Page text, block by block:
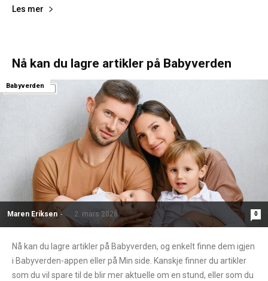
Les mer
Nå kan du lagre artikler på Babyverden
Maren Eriksen - 2. mars 2026 0
Babyverden
Nå kan du lagre artikler på Babyverden, og enkelt finne dem igjen
i Babyverden-appen eller på Min side. Kanskje finner du artikler
som du vil spare til de blir mer aktuelle om en stund, eller som du